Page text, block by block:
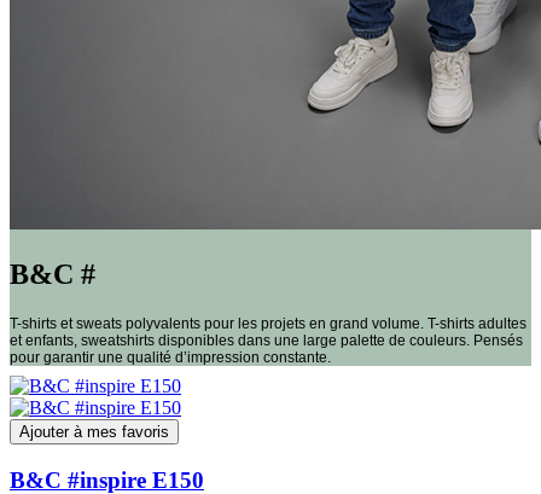
B&C #
T-shirts et sweats polyvalents pour les projets en grand volume. T-shirts adultes
et enfants, sweatshirts disponibles dans une large palette de couleurs. Pensés
pour garantir une qualité d’impression constante.
Ajouter à mes favoris
B&C #inspire E150